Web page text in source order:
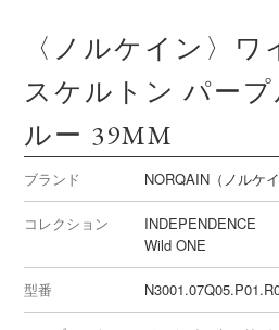
〈ノルケイン〉ワ
スケルトン パー
ルー 39MM
ブランド NORQAIN（ノルケイ
コレクション
INDEPENDENCE
Wild ONE
型番